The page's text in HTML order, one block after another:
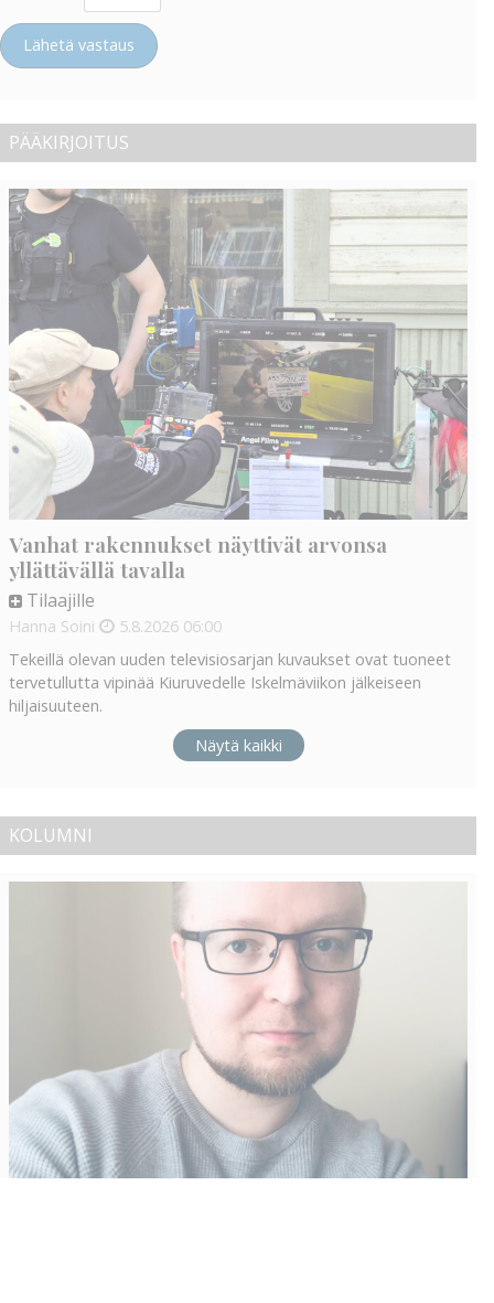
Lähetä vastaus
PÄÄKIRJOITUS
Vanhat rakennukset näyttivät arvonsa
yllättävällä tavalla
Tilaajille
Hanna Soini 5.8.2026 06:00
Tekeillä olevan uuden televisiosarjan kuvaukset ovat tuoneet
tervetullutta vipinää Kiuruvedelle Iskelmäviikon jälkeiseen
hiljaisuuteen.
Näytä kaikki
KOLUMNI